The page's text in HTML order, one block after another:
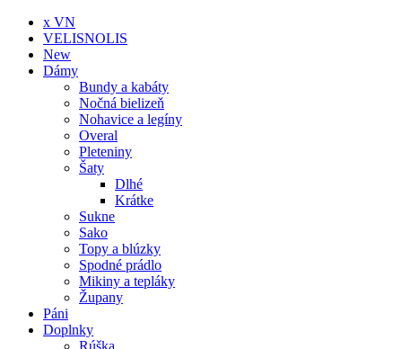
x VN
VELISNOLIS
New
Dámy
Bundy a kabáty
Nočná bielizeň
Nohavice a legíny
Overal
Pleteniny
Šaty
Dlhé
Krátke
Sukne
Sako
Topy a blúzky
Spodné prádlo
Mikiny a tepláky
Župany
Páni
Doplnky
Rúška